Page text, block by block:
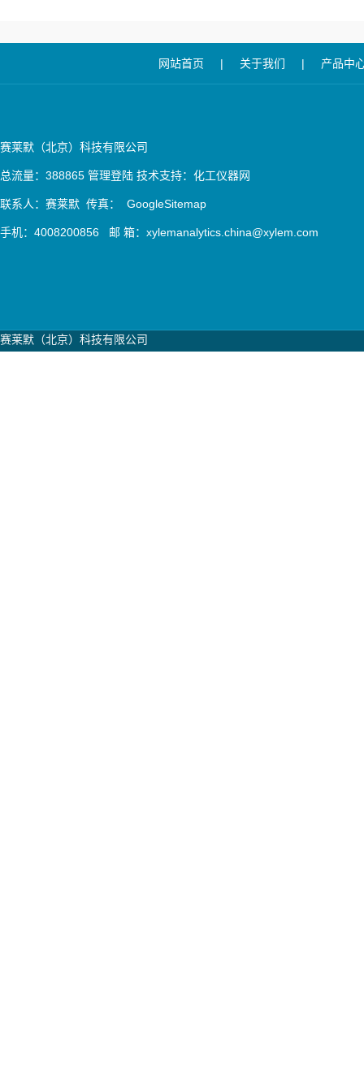
网站首页 | 关于我们 | 产品中
赛莱默（北京）科技有限公司
总流量：388865 管理登陆 技术支持： 化工仪器网
联系人：赛莱默 传真： GoogleSitemap
手机：4008200856 邮 箱：xylemanalytics.china@xylem.com
赛莱默（北京）科技有限公司